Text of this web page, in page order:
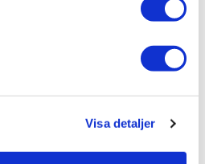
Visa detaljer
produkter